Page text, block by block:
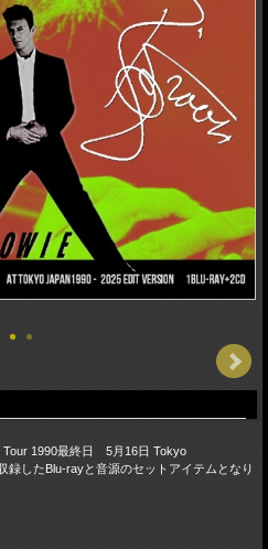
Tour 1990最終日 5月16日 Tokyo
録したBlu-rayと音源のセットアイテムとなり